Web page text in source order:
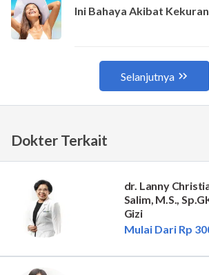
Dokter Terkait